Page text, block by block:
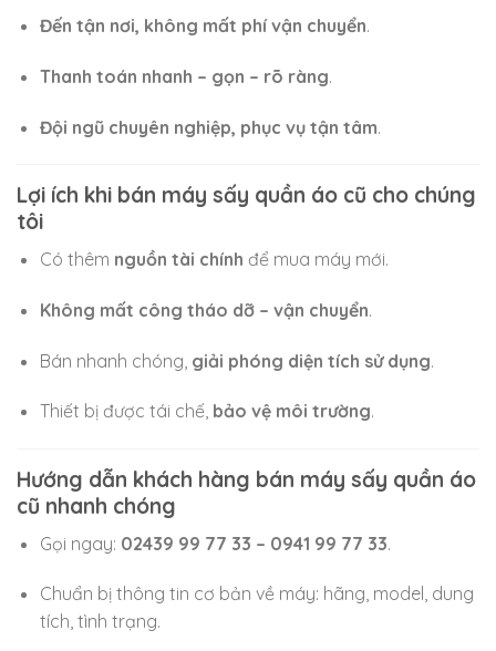
Đến tận nơi, không mất phí vận chuyển.
Thanh toán nhanh – gọn – rõ ràng.
Đội ngũ chuyên nghiệp, phục vụ tận tâm.
Lợi ích khi bán máy sấy quần áo cũ cho chúng
tôi
Có thêm nguồn tài chính để mua máy mới.
Không mất công tháo dỡ – vận chuyển.
Bán nhanh chóng, giải phóng diện tích sử dụng.
Thiết bị được tái chế, bảo vệ môi trường.
Hướng dẫn khách hàng bán máy sấy quần áo
cũ nhanh chóng
Gọi ngay: 02439 99 77 33 – 0941 99 77 33.
Chuẩn bị thông tin cơ bản về máy: hãng, model, dung
tích, tình trạng.